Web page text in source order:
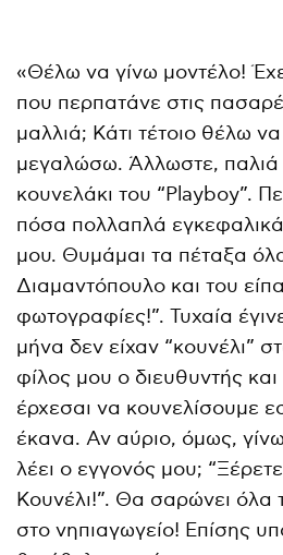
«Θέλω να γίνω μοντέλο!
που περπατάνε στις
μαλλιά; Κάτι τέτοιο θέλω
μεγαλώσω. Άλλωστε, παλιά
κουνελάκι του “Playboy”.
πόσα πολλαπλά
μου. Θυμάμαι τα πέταξα
Διαμαντόπουλο και του
φωτογραφίες!”. Τυχαία
μήνα δεν είχαν “κουνέλι”
φίλος μου ο διευθυντής
έρχεσαι να κουνελίσουμε
έκανα. Αν αύριο, όμως, γίνω
λέει ο εγγονός μου;
Κουνέλι!”. Θα σαρώνει όλα
στο νηπιαγωγείο! Επίσης